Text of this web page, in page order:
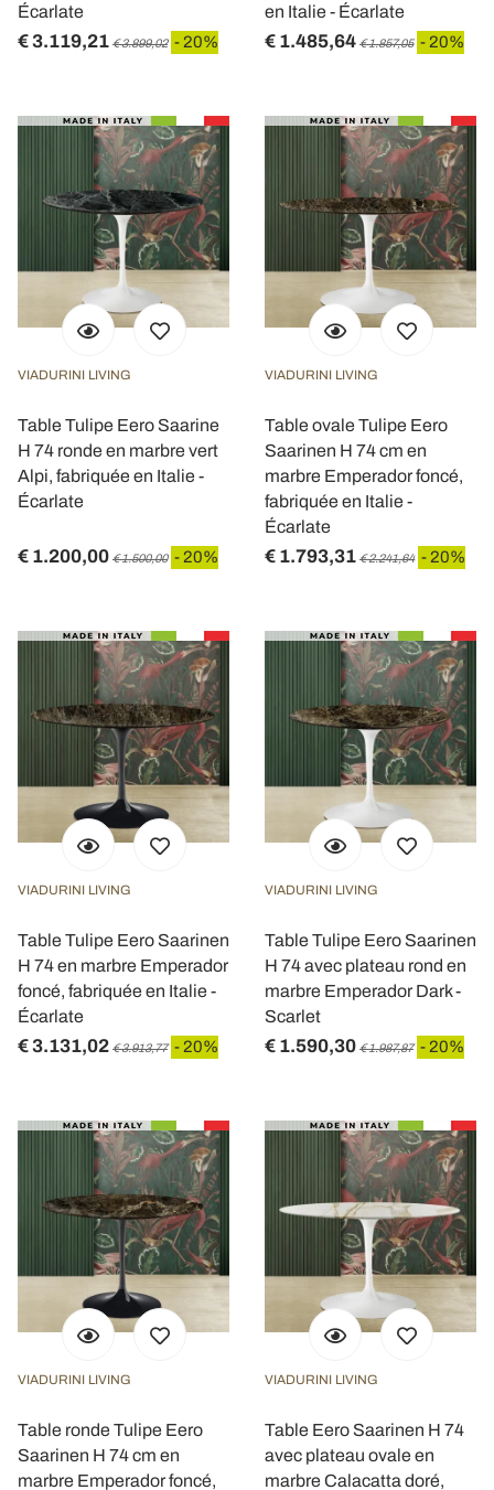
Écarlate
€ 3.119,21 € 3.899,02 - 20%
en Italie - Écarlate
€ 1.485,64 € 1.857,05 - 20%
VIADURINI LIVING
Table Tulipe Eero Saarine
H 74 ronde en marbre vert
Alpi, fabriquée en Italie -
Écarlate
€ 1.200,00 € 1.500,00 - 20%
VIADURINI LIVING
Table ovale Tulipe Eero
Saarinen H 74 cm en
marbre Emperador foncé,
fabriquée en Italie -
Écarlate
€ 1.793,31 € 2.241,64 - 20%
VIADURINI LIVING
Table Tulipe Eero Saarinen
H 74 en marbre Emperador
foncé, fabriquée en Italie -
Écarlate
€ 3.131,02 € 3.913,77 - 20%
VIADURINI LIVING
Table Tulipe Eero Saarinen
H 74 avec plateau rond en
marbre Emperador Dark -
Scarlet
€ 1.590,30 € 1.987,87 - 20%
VIADURINI LIVING
Table ronde Tulipe Eero
Saarinen H 74 cm en
marbre Emperador foncé,
VIADURINI LIVING
Table Eero Saarinen H 74
avec plateau ovale en
marbre Calacatta doré,